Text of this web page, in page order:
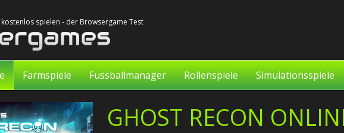
spielen - der Browsergame Test
Farmspiele Fussballmanager Rollenspiele Simulationsspiele
GHOST RECON